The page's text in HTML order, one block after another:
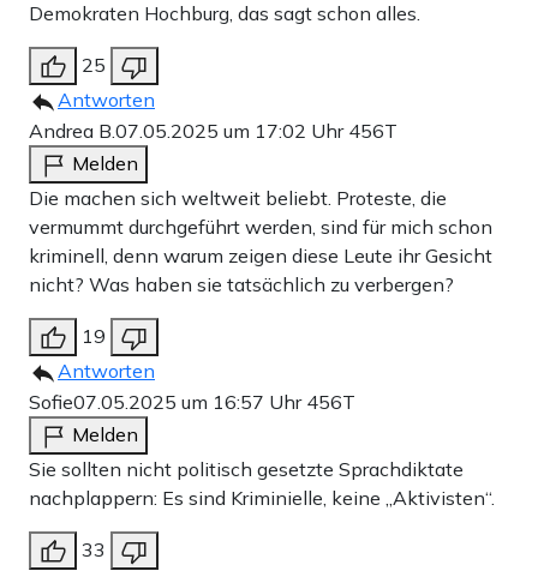
Demokraten Hochburg, das sagt schon alles.
25
Antworten
Andrea B.07.05.2025 um 17:02 Uhr 456T
Melden
Die machen sich weltweit beliebt. Proteste, die
vermummt durchgeführt werden, sind für mich schon
kriminell, denn warum zeigen diese Leute ihr Gesicht
nicht? Was haben sie tatsächlich zu verbergen?
19
Antworten
Sofie07.05.2025 um 16:57 Uhr 456T
Melden
Sie sollten nicht politisch gesetzte Sprachdiktate
nachplappern: Es sind Kriminielle, keine „Aktivisten“.
33